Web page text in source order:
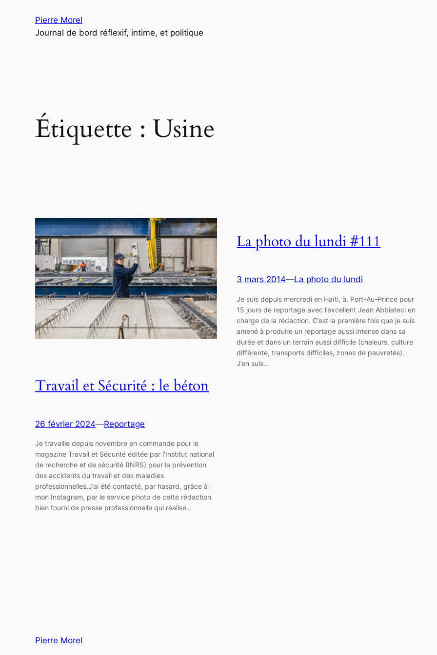
Pierre Morel
Journal de bord réflexif, intime, et politique
Étiquette : Usine
Travail et Sécurité : le béton
26 février 2024—Reportage
Je travaille depuis novembre en commande pour le
magazine Travail et Sécurité éditée par l’Institut national
de recherche et de sécurité (INRS) pour la prévention
des accidents du travail et des maladies
professionnelles.J’ai été contacté, par hasard, grâce à
mon Instagram, par le service photo de cette rédaction
bien fourni de presse professionnelle qui réalise…
La photo du lundi #111
3 mars 2014—La photo du lundi
Je suis depuis mercredi en Haïti, à, Port-Au-Prince pour
15 jours de reportage avec l’excellent Jean Abbiateci en
charge de la rédaction. C’est la première fois que je suis
amené à produire un reportage aussi intense dans sa
durée et dans un terrain aussi difficile (chaleurs, culture
différente, transports difficiles, zones de pauvretés).
J’en suis…
Pierre Morel